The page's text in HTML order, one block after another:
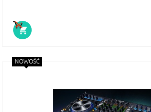
NOWOŚĆ